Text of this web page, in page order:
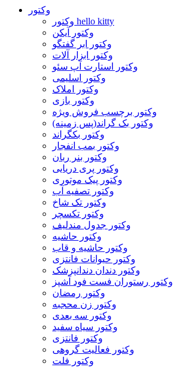
وکتور
وکتور hello kitty
وکتور آیکن
وکتور ابر گفتگو
وکتور ابزار آلات
وکتور استارت آپ سئو
وکتور اسلیمی
وکتور املاک
وکتور بازی
وکتور برچسب فروش ویژه
وکتور بک گراند(پس زمینه)
وکتور بکگراند
وکتور بمب انفجار
وکتور بنر ربان
وکتور پری دریایی
وکتور پیک موتوری
وکتور تصفیه آب
وکتور تک شاخ
وکتور تکسچر
وکتور جدول مندلیف
وکتور حاشیه
وکتور حاشیه و قاب
وکتور حیوانات فانتزی
وکتور دندان دندانپزشک
وکتور رستوران فست فود آشپز
وکتور رمضان
وکتور زن محجبه
وکتور سه بعدی
وکتور سیاه سفید
وکتور فانتزی
وکتور فعالیت گروهی
وکتور فلت